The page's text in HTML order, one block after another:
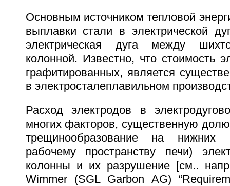
Основным источником тепловой
выплавки стали в электрической
электрическая дуга между
колонной. Известно, что стоимость
графитированных, является
в электросталеплавильном
Расход электродов в
многих факторов, существенную
трещинообразование на
рабочему пространству печи)
колонны и их разрушение [см..
Wimmer (SGL Garbon AG)